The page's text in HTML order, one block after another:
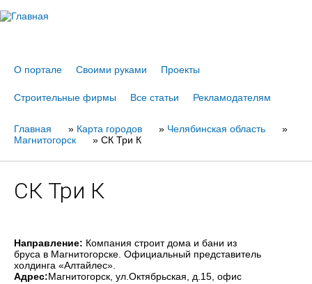
О портале Своими руками Проекты
Строительные фирмы Все статьи Рекламодателям
Вы
Главная » Карта городов » Челябинская область
»
Магнитогорск
» СК Три К
СК Три К
Направление: Компания строит дома и бани из
бруса в Магнитогорске. Официальный представитель
холдинга «Алтайлес».
Адрес:Магнитогорск , ул.Октябрьская, д.15, офис